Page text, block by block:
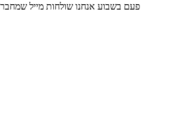
פעם בשבוע אנחנו שולחות מייל שמחבר